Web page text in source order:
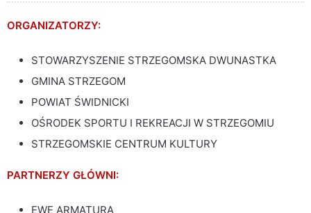
ORGANIZATORZY:
STOWARZYSZENIE STRZEGOMSKA DWUNASTKA
GMINA STRZEGOM
POWIAT ŚWIDNICKI
OŚRODEK SPORTU I REKREACJI W STRZEGOMIU
STRZEGOMSKIE CENTRUM KULTURY
PARTNERZY GŁÓWNI:
EWE ARMATURA